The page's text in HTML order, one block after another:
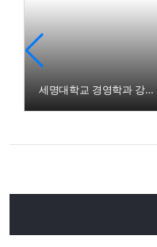
세명대학교 경영학과 강촌캠퍼스 방문